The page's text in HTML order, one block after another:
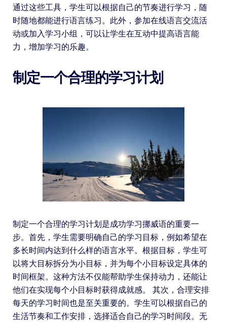
通过这些工具，学生可以根据自己的节奏进行学习，随
时随地都能进行语言练习。此外，参加在线语言交流活
动或加入学习小组，可以让学生在互动中提高语言能
力，增加学习的乐趣。
制定一个合理的学习计划
制定一个合理的学习计划是成功学习挪威语的重要一
步。首先，学生需要明确自己的学习目标，例如希望在
多长时间内达到什么样的语言水平。根据目标，学生可
以将大目标拆分为小目标，并为每个小目标设定具体的
时间框架。这种方法不仅能帮助学生保持动力，还能让
他们在实现每个小目标时获得成就感。 其次，合理安排
每天的学习时间也是至关重要的。学生可以根据自己的
生活节奏和工作安排，选择适合自己的学习时间段。无